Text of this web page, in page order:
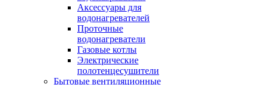
Аксессуары для
водонагревателей
Проточные
водонагреватели
Газовые котлы
Электрические
полотенцесушители
Бытовые вентиляционные